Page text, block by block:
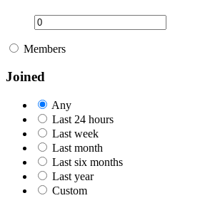
Members
Joined
Any
Last 24 hours
Last week
Last month
Last six months
Last year
Custom